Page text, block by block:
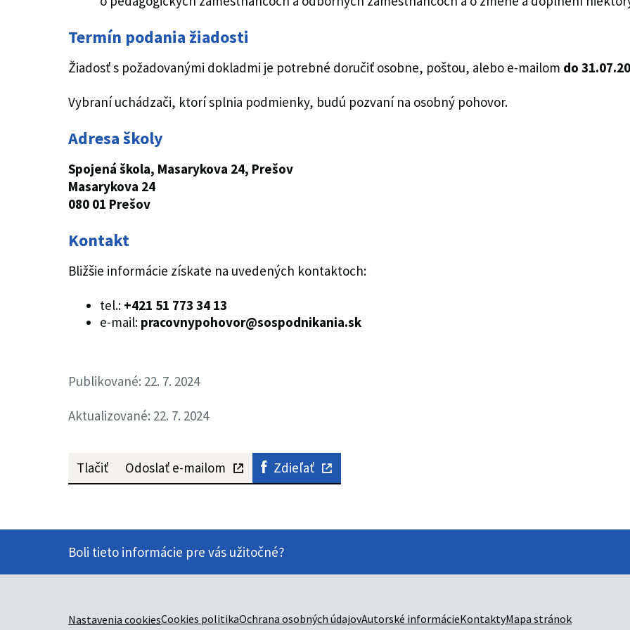
Termín podania žiadosti
Žiadosť s požadovanými dokladmi je potrebné doručiť osobne, poštou, alebo e-mailom do
Vybraní uchádzači, ktorí splnia podmienky, budú pozvaní na osobný pohovor.
Adresa školy
Spojená škola, Masarykova 24, Prešov
Masarykova 24
080 01 Prešov
Kontakt
Bližšie informácie získate na uvedených kontaktoch:
tel.: +421 51 773 34 13
e-mail: pracovnypohovor@sospodnikania.sk
Publikované: 22. 7. 2024
Aktualizované: 22. 7. 2024
Tlačiť Odoslať e-mailom Zdieľať
Boli tieto informácie pre vás užitočné?
Nastavenia cookiesCookies politikaOchrana osobných údajovAutorské informácieKontaktyMapa stránok